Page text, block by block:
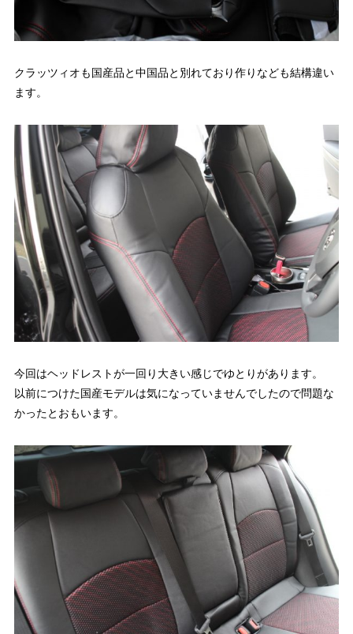
クラッツィオも国産品と中国品と別れており作りなども結構違い
ます。
今回はヘッドレストが一回り大きい感じでゆとりがあります。
以前につけた国産モデルは気になっていませんでしたので問題な
かったとおもいます。